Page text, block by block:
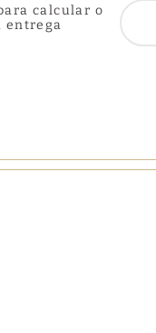
calcular o
entrega